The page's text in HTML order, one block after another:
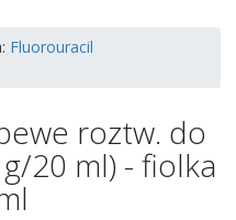
Fluorouracil
roztw. do
20 ml) - fiolka